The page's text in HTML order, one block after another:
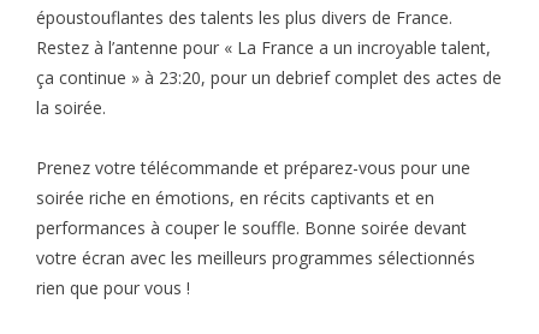
époustouflantes des talents les plus divers de France.
Restez à l’antenne pour « La France a un incroyable talent,
ça continue » à 23:20, pour un debrief complet des actes de
la soirée.
Prenez votre télécommande et préparez-vous pour une
soirée riche en émotions, en récits captivants et en
performances à couper le souffle. Bonne soirée devant
votre écran avec les meilleurs programmes sélectionnés
rien que pour vous !